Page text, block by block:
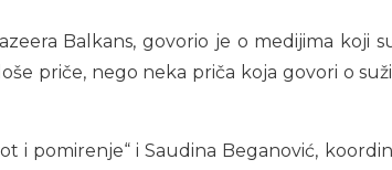
Balkans, govorio je o medijima koji
priče, nego neka priča koja govori o
i pomirenje“ i Saudina Beganović,